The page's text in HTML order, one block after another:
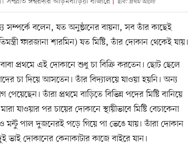
ছবি: প্রথম আলো
সম্পর্কে বলেন, যত অনুষ্ঠানের বায়না, সব তাঁর কাছেই
ফারজানা শারমিন) যত মিষ্টি, তাঁর দোকান থেকেই যায়।
প্রথমে এই দোকানে শুধু চা বিক্রি করতেন। ছোট ছেলে
চা দিয়ে আসতেন। তাঁর বিদ্যালয়ে যাওয়া হয়নি। অন্য
তাঁরা প্রথমে বাড়িতে বিভিন্ন পদের মিষ্টি বানিয়ে
যাওয়ার পর চায়ের দোকানে স্থায়ীভাবে মিষ্টি বেচাকেনা
পাল দুজনেরই পড়ে গিয়ে পা ভেঙে যায়। তাঁরা দোকান
ভাই দোকানের কেনাকাটার কাজে বাইরে যান।